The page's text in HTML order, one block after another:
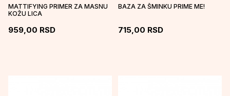
MATTIFYING PRIMER ZA MASNU
KOŽU LICA
959,00 RSD
BAZA ZA ŠMINKU PRIME ME!
715,00 RSD